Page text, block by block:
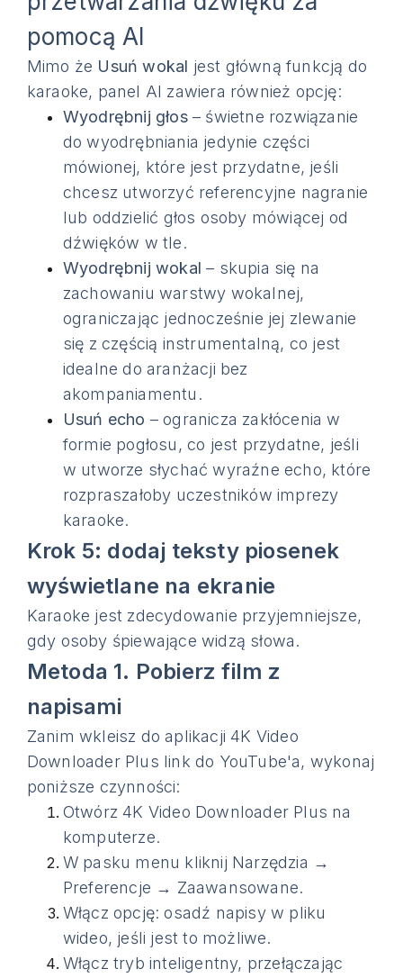
pomocą AI
Mimo że Usuń wokal jest główną funkcją do
karaoke, panel AI zawiera również opcję:
Wyodrębnij głos– świetne rozwiązanie
do wyodrębniania jedynie części
mówionej, które jest przydatne, jeśli
chcesz utworzyć referencyjne nagranie
lub oddzielić głos osoby mówiącej od
dźwięków w tle.
Wyodrębnij wokal – skupia się na
zachowaniu warstwy wokalnej,
ograniczając jednocześnie jej zlewanie
się z częścią instrumentalną, co jest
idealne do aranżacji bez
akompaniamentu.
Usuń echo – ogranicza zakłócenia w
formie pogłosu, co jest przydatne, jeśli
w utworze słychać wyraźne echo, które
rozpraszałoby uczestników imprezy
karaoke.
Krok 5: dodaj teksty piosenek
wyświetlane na ekranie
Karaoke jest zdecydowanie przyjemniejsze,
gdy osoby śpiewające widzą słowa.
Metoda 1. Pobierz film z
napisami
Zanim wkleisz do aplikacji 4K Video
Downloader Plus link do YouTube'a, wykonaj
poniższe czynności:
Otwórz 4K Video Downloader Plus na
komputerze.
W pasku menu kliknij Narzędzia →
Preferencje → Zaawansowane.
Włącz opcję: osadź napisy w pliku
wideo, jeśli jest to możliwe.
Włącz tryb inteligentny, przełączając